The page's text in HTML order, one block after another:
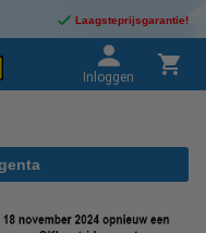
Laagsteprijsgarantie!
Inloggen